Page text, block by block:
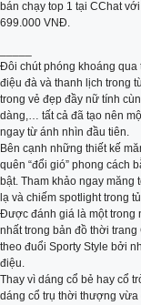
bán chạy top 1 tại CChat
699.000 VNĐ.
Đôi chút phóng khoáng qua
điệu đà và thanh lịch trong
trong vẻ đẹp đầy nữ tính
dàng,… tất cả đã tạo nên
ngay từ ánh nhìn đầu tiên.
Bên cạnh những thiết kế
quên “đổi gió” phong cách
bật. Tham khảo ngay
lạ và chiếm spotlight trong
Được đánh giá là một trong
nhất trong bản đồ thời
theo đuổi Sporty Style bởi
điệu.
Thay vì dáng cổ bẻ hay cổ
dáng cổ trụ thời thượng